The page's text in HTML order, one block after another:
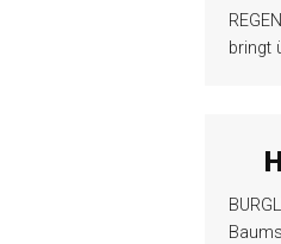
bringt